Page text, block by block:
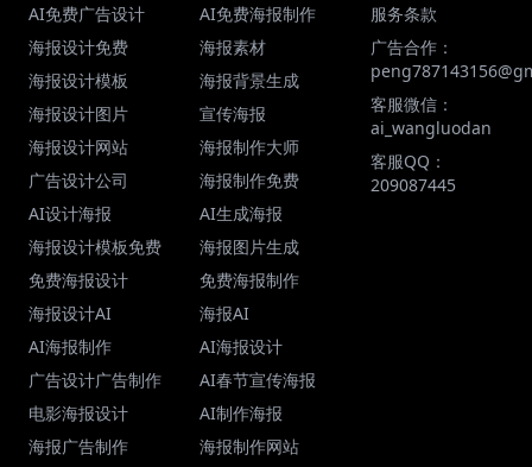
AI免费广告设计
海报设计免费
海报设计模板
海报设计图片
海报设计网站
广告设计公司
AI设计海报
海报设计模板免费
免费海报设计
海报设计AI
AI海报制作
广告设计广告制作
电影海报设计
海报广告制作
AI免费海报制作
海报素材
海报背景生成
宣传海报
海报制作大师
海报制作免费
AI生成海报
海报图片生成
免费海报制作
海报AI
AI海报设计
AI春节宣传海报
AI制作海报
海报制作网站
服务条款
广告合作：
客服微信：
ai_wangluodan
客服QQ：
209087445